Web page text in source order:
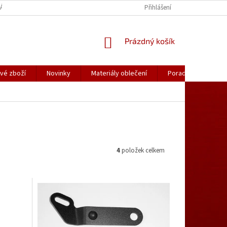
OBLEČENÍ KATALOGY (.PDF)Přihlášení
NÁKUPNÍ
Prázdný košík
zboží Novinky Materiály oblečení Poradna
4položek celkem